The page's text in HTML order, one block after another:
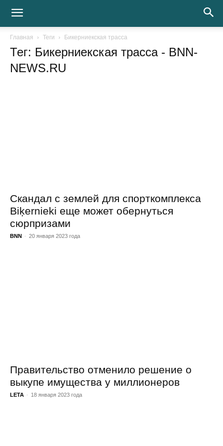
Главная Теги Бикерниекская трасса
Тег: Бикерниекская трасса - BNN-
NEWS.RU
Скандал с землей для спорткомплекса
Biķernieki еще может обернуться
сюрпризами
BNN - 20 января 2023 года
Правительство отменило решение о
выкупе имущества у миллионеров
LETA - 18 января 2023 года